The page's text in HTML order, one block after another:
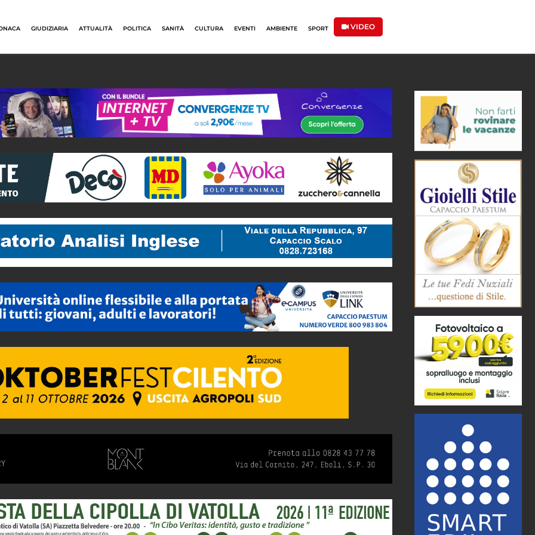
GIUDIZIARIA ATTUALITÀ POLITICA SANITÀ CULTURA EVENTI AMBIENTE SPORT VIDEO